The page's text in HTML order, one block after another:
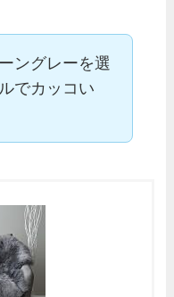
ングレーを選
でカッコい